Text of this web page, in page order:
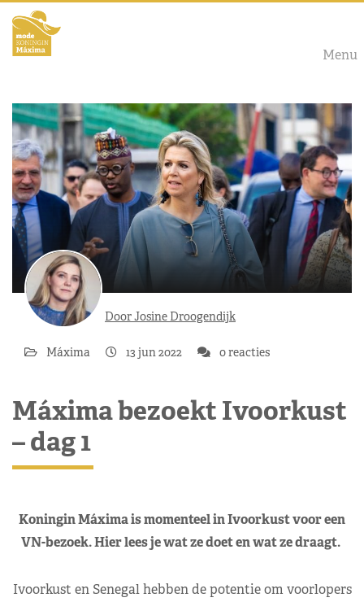
Menu
Door Josine Droogendijk
Máxima 13 jun 2022 0 reacties
Máxima bezoekt Ivoorkust
– dag 1
Koningin Máxima is momenteel in Ivoorkust voor een
VN-bezoek. Hier lees je wat ze doet en wat ze draagt.
Ivoorkust en Senegal hebben de potentie om voorlopers